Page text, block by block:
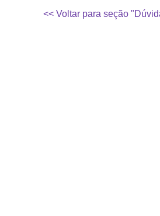
<< Voltar para seção